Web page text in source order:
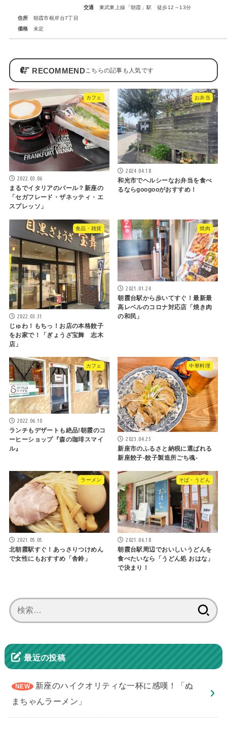
交通
東武東上線「朝霞」駅 徒歩12～13分
住所
朝霞市根岸台7丁目
価格
未定
RECOMMEND
カフェ
2022.03.06
まるでイタリアのバール？新座の
「セガフレード・ザネッティ・エ
スプレッソ」
お弁当
2024.04.18
和光市でヘルシーなお弁当を食べ
るならgoogooがおすすめ！
食品・雑貨
2022.03.31
じゅわ！もちっ！お店の本格餃子
をお家で！「ぎょうざ宝舞 志木
店」
焼肉
2021.01.24
朝霞台駅から歩いてすぐ！最新最
高レベルのコロナ対応店「焼き肉
の和民」
カフェ
2022.06.10
ランチもデザートも絶品!朝霞のコ
ーヒーショップ『森の珈琲スマイ
ル』
中華料理
2023.04.25
新座市のふるさと納税に選ばれる
新座餃子-餃子製造所ごち魂-
ラーメン
2021.05.05
北朝霞駅すぐ！あっさりつけめん
で女性にもおすすめ「舎鈴」
そば・うどん
2021.06.18
朝霞台駅周辺でおいしいうどんを
食べたいなら「うどん処 おはな」
で決まり！
索:
最近の投稿
新座のハイクオリティな一杯に感嘆！「ぬ
まちゃんラーメン」